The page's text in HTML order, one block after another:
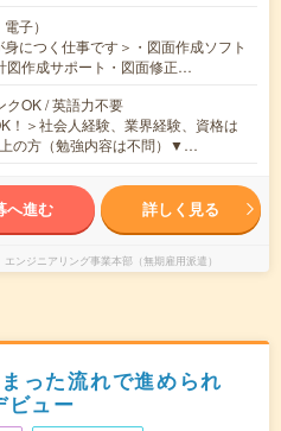
子）
につく仕事です＞・図面作成ソフト
図作成サポート・図面修正…
クOK / 英語力不要
！＞社会人経験、業界経験、資格は
の方（勉強内容は不問）▼…
へ進む 詳しく見る
ンジニアリング事業本部（無期雇用派遣）
った流れで進められ
ビュー